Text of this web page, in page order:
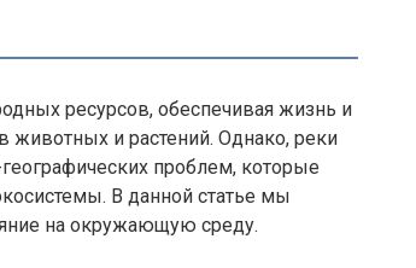
ресурсов, обеспечивая жизнь и
животных и растений. Однако, реки
проблем, которые
В данной статье мы
на окружающую среду.